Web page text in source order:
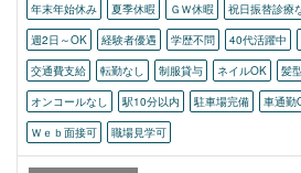
年末年始休み
夏季休暇 ＧＷ休暇 祝日振替診療
週2日～OK
経験者優遇 学歴不問 40代活躍中
交通費支給
転勤なし 制服貸与 ネイルOK 髪
オンコールなし
駅10分以内 駐車場完備 車通勤
Ｗｅｂ面接可
職場見学可